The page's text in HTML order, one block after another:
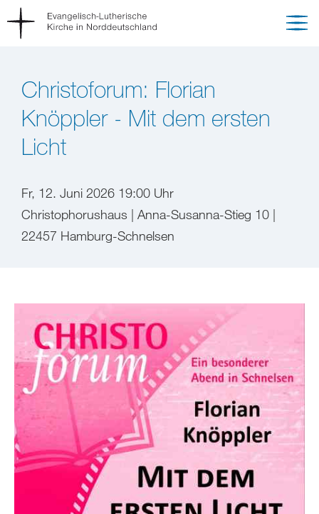
Christoforum: Florian
Knöppler - Mit dem ersten
Licht
Fr, 12. Juni 2026 19:00 Uhr
Christophorushaus | Anna-Susanna-Stieg 10 |
22457 Hamburg-Schnelsen